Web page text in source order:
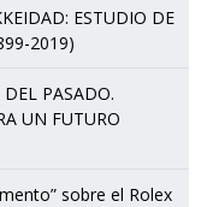
ESTUDIO DE
2019)
DEL PASADO.
UN FUTURO
sobre el Rolex